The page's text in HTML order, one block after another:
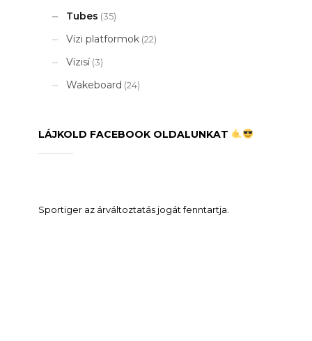
Tubes (35)
Vízi platformok (22)
Vízisí (3)
Wakeboard (24)
LÁJKOLD FACEBOOK OLDALUNKAT
Sportiger az árváltoztatás jogát fenntartja.